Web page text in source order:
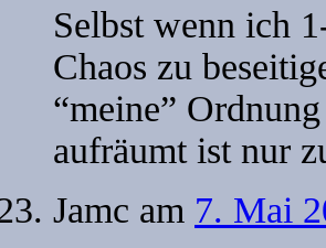
Selbst wenn ich
Chaos zu
“meine”
aufräumt ist nur
Jamc am 7. Mai